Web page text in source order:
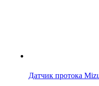
Датчик протока